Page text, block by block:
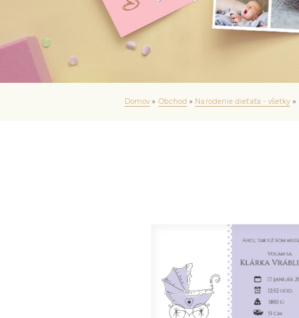
Domov» Obchod » Narodenie dieťaťa - všetky »